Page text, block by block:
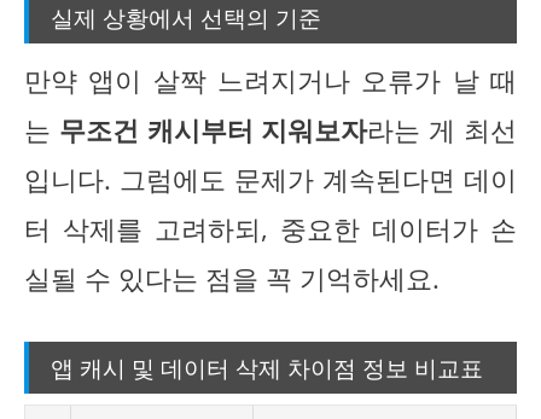
실제 상황에서 선택의 기준
만약 앱이 살짝 느려지거나 오류가 날 때
는 무조건 캐시부터 지워보자라는 게 최선
입니다. 그럼에도 문제가 계속된다면 데이
터 삭제를 고려하되, 중요한 데이터가 손
실될 수 있다는 점을 꼭 기억하세요.
앱 캐시 및 데이터 삭제 차이점 정보 비교표